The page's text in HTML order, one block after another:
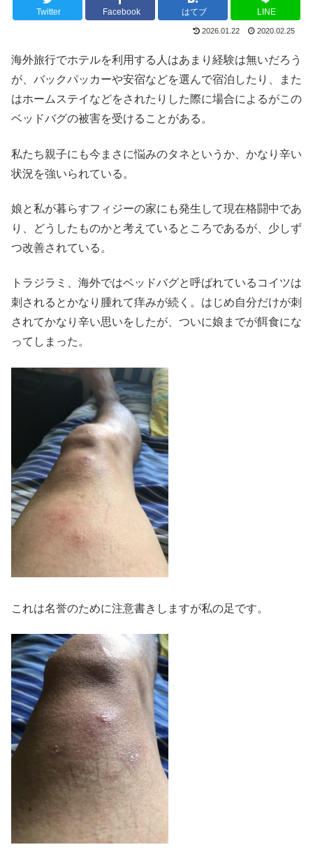
Twitter Facebook はてブ LINE
2026.01.22 2020.02.25
海外旅行でホテルを利用する人はあまり経験は無いだろう
が、バックパッカーや安宿などを選んで宿泊したり、また
はホームステイなどをされたりした際に場合によるがこの
ベッドバグの被害を受けることがある。
私たち親子にも今まさに悩みのタネというか、かなり辛い
状況を強いられている。
娘と私が暮らすフィジーの家にも発生して現在格闘中であ
り、どうしたものかと考えているところであるが、少しず
つ改善されている。
トラジラミ、海外ではベッドバグと呼ばれているコイツは
刺されるとかなり腫れて痒みが続く。はじめ自分だけが刺
されてかなり辛い思いをしたが、ついに娘までが餌食にな
ってしまった。
これは名誉のために注意書きしますが私の足です。